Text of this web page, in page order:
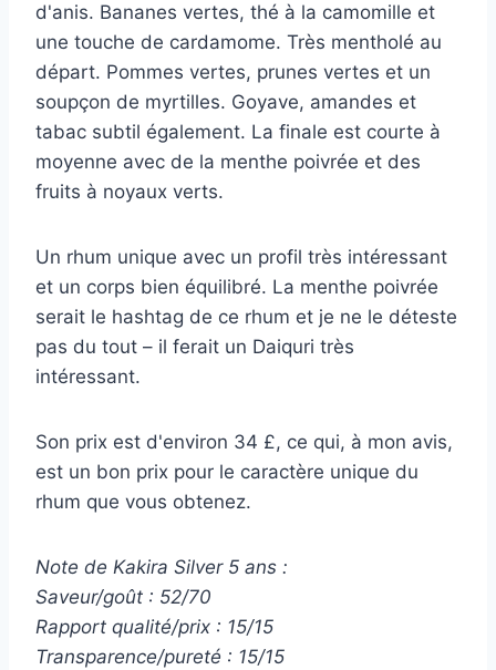
d'anis. Bananes vertes, thé à la camomille et
une touche de cardamome. Très mentholé au
départ. Pommes vertes, prunes vertes et un
soupçon de myrtilles. Goyave, amandes et
tabac subtil également. La finale est courte à
moyenne avec de la menthe poivrée et des
fruits à noyaux verts.
Un rhum unique avec un profil très intéressant
et un corps bien équilibré. La menthe poivrée
serait le hashtag de ce rhum et je ne le déteste
pas du tout – il ferait un Daiquri très
intéressant.
Son prix est d'environ 34 £, ce qui, à mon avis,
est un bon prix pour le caractère unique du
rhum que vous obtenez.
Note de Kakira Silver 5 ans :
Saveur/goût : 52/70
Rapport qualité/prix : 15/15
Transparence/pureté : 15/15